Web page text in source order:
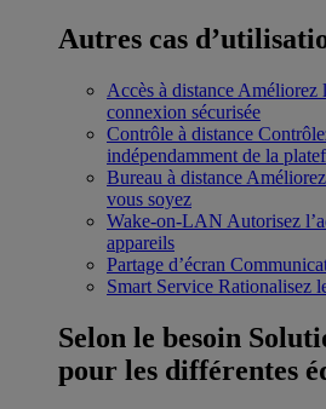
Autres cas
Accès à distance Améliorez
connexion sécurisée
Contrôle à distance
indépendamment de la
Bureau à distance
vous soyez
Wake-on-LAN Autorisez
appareils
Partage d’écran
Smart Service Rationalisez
Selon le besoin
pour les différentes